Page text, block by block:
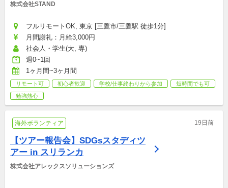
株式会社STAND
フルリモートOK, 東京 [三鷹市/三鷹駅 徒歩1分]
月間謝礼：月給3,000円
社会人・学生(大, 専)
週0~1回
1ヶ月間~3ヶ月間
リモート可 初心者歓迎 学校/仕事終わりから参加
短時間でも可
勉強熱心
海外ボランティア 19日前
【ツアー報告会】SDGsスタディツ
アー in スリランカ
株式会社アレックスソリューションズ